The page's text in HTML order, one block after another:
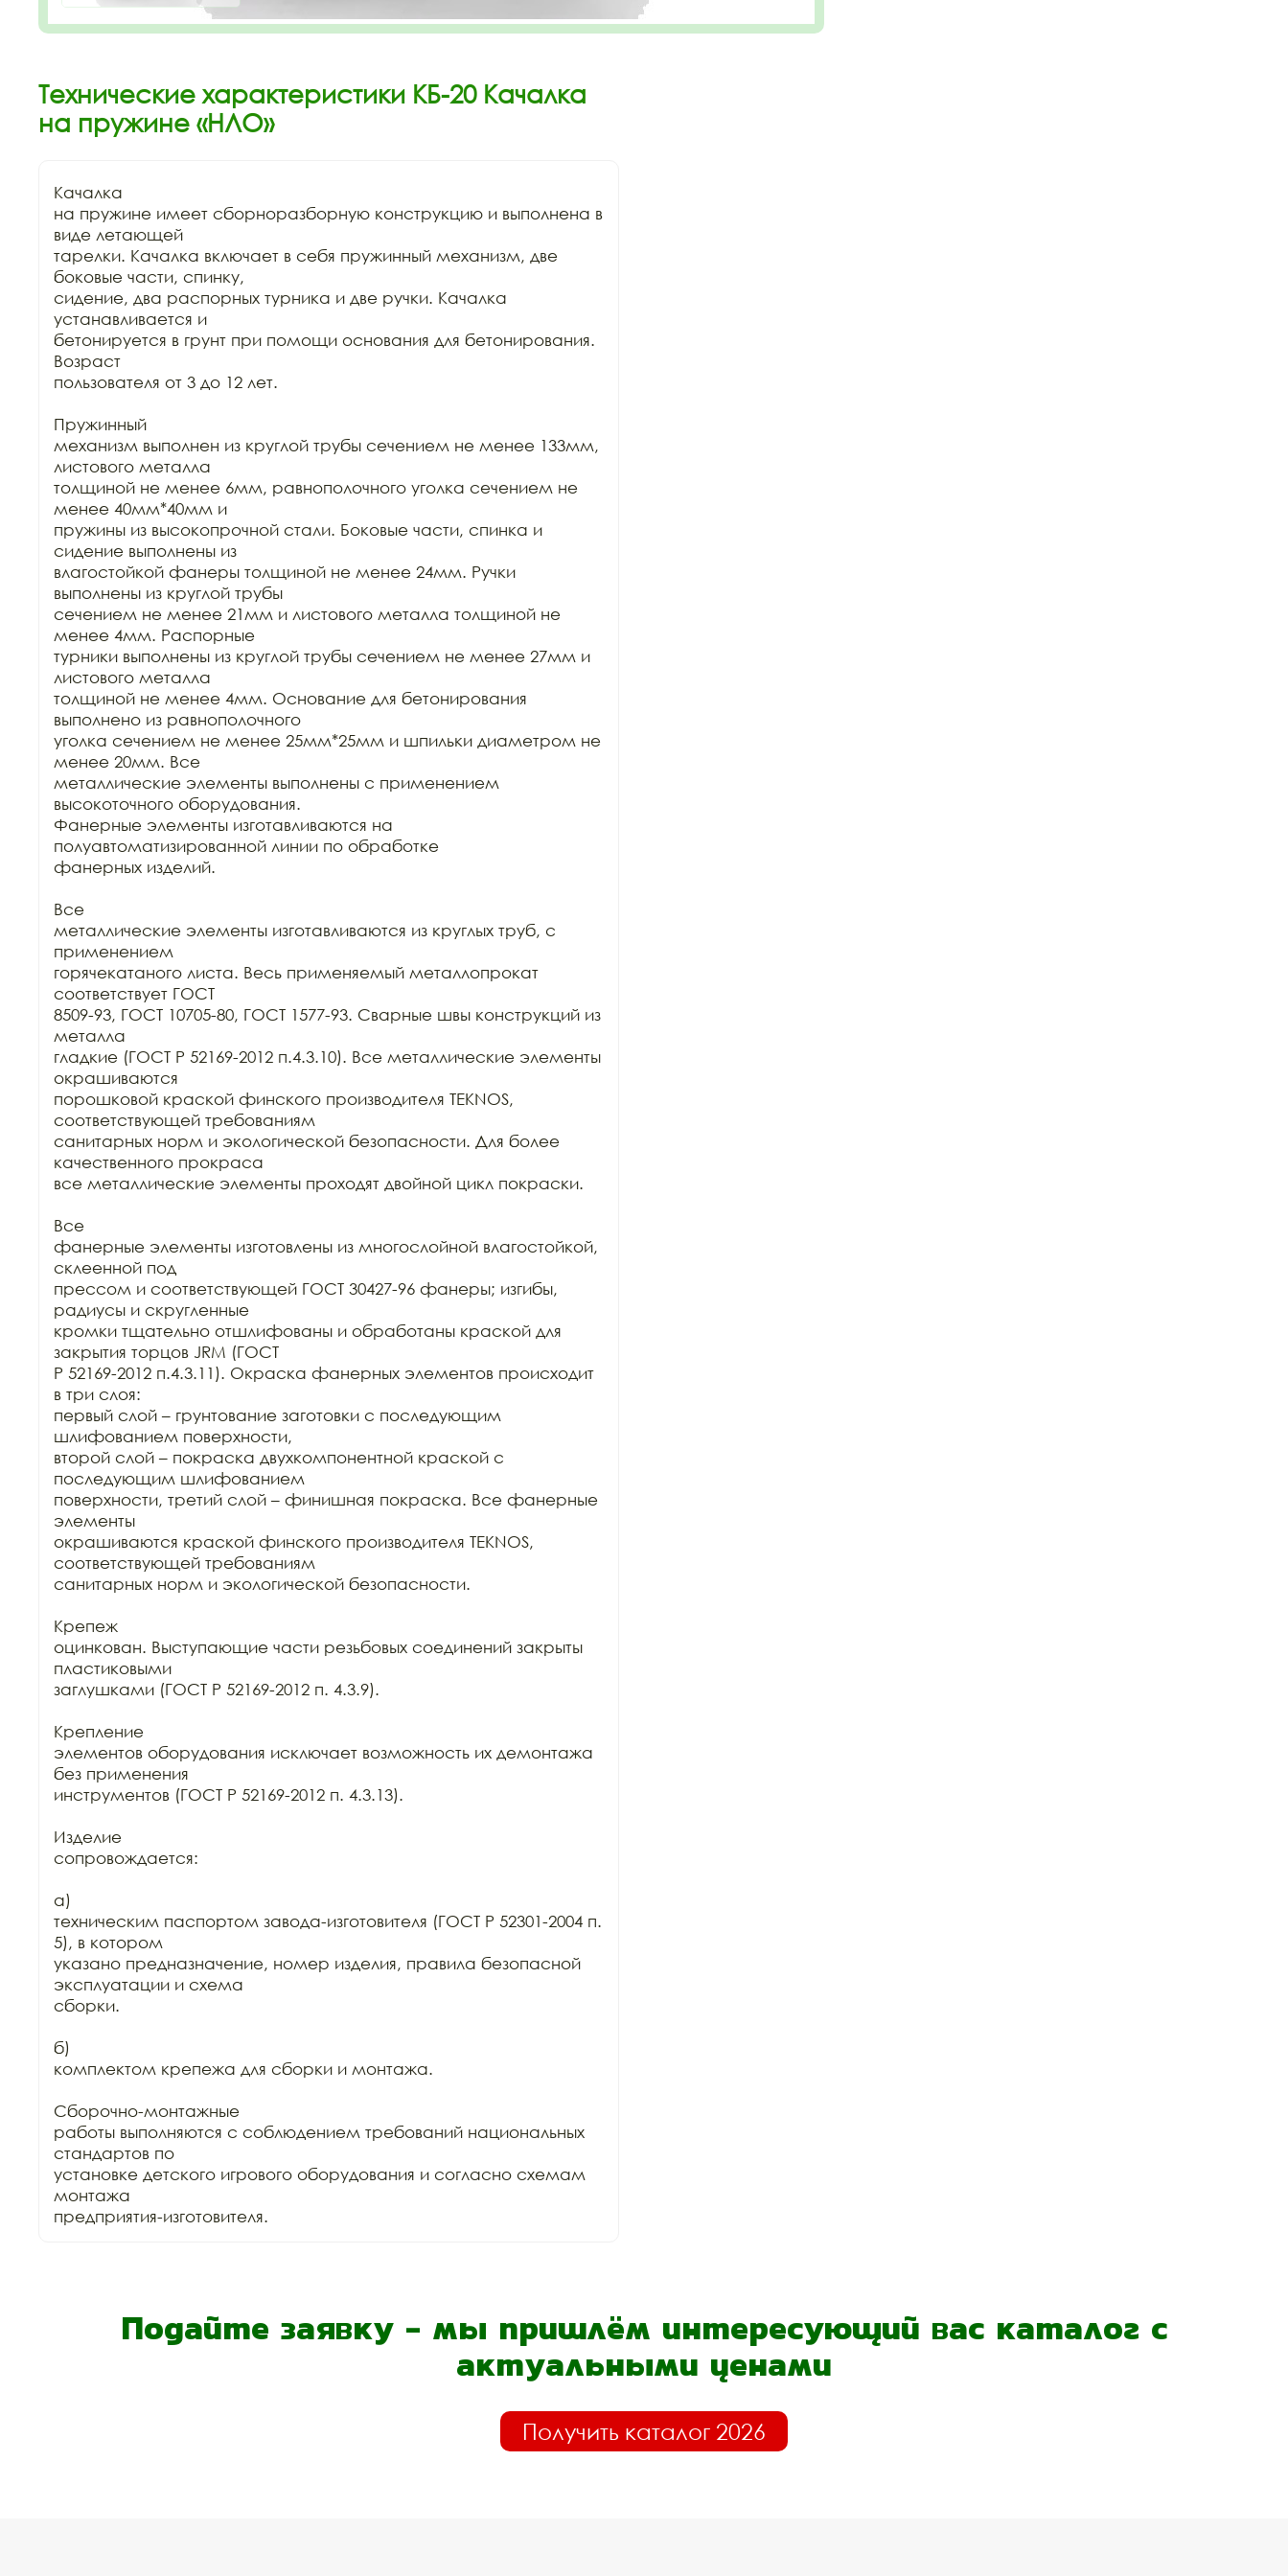
Технические характеристики КБ-20 Качалка
на пружине «НЛО»
Качалка
на пружине имеет сборноразборную конструкцию и выполнена в
виде летающей
тарелки. Качалка включает в себя пружинный механизм, две
боковые части, спинку,
сидение, два распорных турника и две ручки. Качалка
устанавливается и
бетонируется в грунт при помощи основания для бетонирования.
Возраст
пользователя от 3 до 12 лет.
Пружинный
механизм выполнен из круглой трубы сечением не менее 133мм,
листового металла
толщиной не менее 6мм, равнополочного уголка сечением не
менее 40мм*40мм и
пружины из высокопрочной стали. Боковые части, спинка и
сидение выполнены из
влагостойкой фанеры толщиной не менее 24мм. Ручки
выполнены из круглой трубы
сечением не менее 21мм и листового металла толщиной не
менее 4мм. Распорные
турники выполнены из круглой трубы сечением не менее 27мм и
листового металла
толщиной не менее 4мм. Основание для бетонирования
выполнено из равнополочного
уголка сечением не менее 25мм*25мм и шпильки диаметром не
менее 20мм. Все
металлические элементы выполнены с применением
высокоточного оборудования.
Фанерные элементы изготавливаются на
полуавтоматизированной линии по обработке
фанерных изделий.
Все
металлические элементы изготавливаются из круглых труб, с
применением
горячекатаного листа. Весь применяемый металлопрокат
соответствует ГОСТ
8509-93, ГОСТ 10705-80, ГОСТ 1577-93. Сварные швы конструкций из
металла
гладкие (ГОСТ Р 52169-2012 п.4.3.10). Все металлические элементы
окрашиваются
порошковой краской финского производителя TEKNOS,
соответствующей требованиям
санитарных норм и экологической безопасности. Для более
качественного прокраса
все металлические элементы проходят двойной цикл покраски.
Все
фанерные элементы изготовлены из многослойной влагостойкой,
склеенной под
прессом и соответствующей ГОСТ 30427-96 фанеры; изгибы,
радиусы и скругленные
кромки тщательно отшлифованы и обработаны краской для
закрытия торцов JRM (ГОСТ
Р 52169-2012 п.4.3.11). Окраска фанерных элементов происходит
в три слоя:
первый слой – грунтование заготовки с последующим
шлифованием поверхности,
второй слой – покраска двухкомпонентной краской с
последующим шлифованием
поверхности, третий слой – финишная покраска. Все фанерные
элементы
окрашиваются краской финского производителя TEKNOS,
соответствующей требованиям
санитарных норм и экологической безопасности.
Крепеж
оцинкован. Выступающие части резьбовых соединений закрыты
пластиковыми
заглушками (ГОСТ Р 52169-2012 п. 4.3.9).
Крепление
элементов оборудования исключает возможность их демонтажа
без применения
инструментов (ГОСТ Р 52169-2012 п. 4.3.13).
Изделие
сопровождается:
а)
техническим паспортом завода-изготовителя (ГОСТ Р 52301-2004 п.
5), в котором
указано предназначение, номер изделия, правила безопасной
эксплуатации и схема
сборки.
б)
комплектом крепежа для сборки и монтажа.
Сборочно-монтажные
работы выполняются с соблюдением требований национальных
стандартов по
установке детского игрового оборудования и согласно схемам
монтажа
предприятия-изготовителя.
Подайте заявку - мы пришлём интересующий вас каталог с
актуальными ценами
Получить каталог 2026